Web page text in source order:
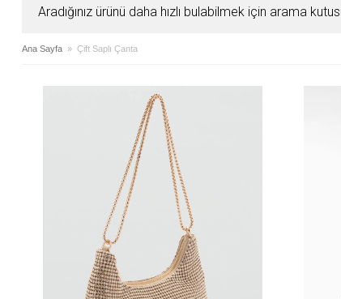
Aradığınız ürünü daha hızlı bulabilmek için arama
Ana Sayfa» Çift Saplı Çanta